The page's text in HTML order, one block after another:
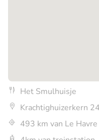
Het Smulhuisje
Krachtighuizerkern
493 km van Le Havre